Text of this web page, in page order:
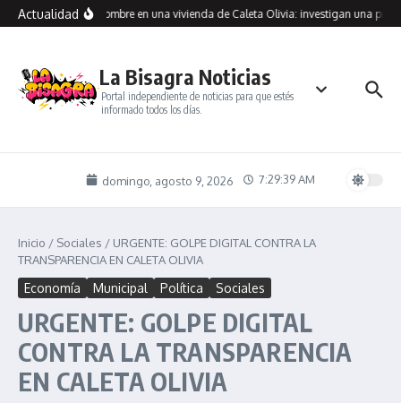
Saltar al contenido
Actualidad
muerto a un hombre en una vivienda de Caleta Olivia: investigan una
La Bisagra Noticias
Portal independiente de noticias para que estés
informado todos los días.
domingo, agosto 9, 2026 7:29:39 AM
Inicio / Sociales / URGENTE: GOLPE DIGITAL CONTRA LA
TRANSPARENCIA EN CALETA OLIVIA
Economía Municipal Política Sociales
URGENTE: GOLPE DIGITAL
CONTRA LA TRANSPARENCIA
EN CALETA OLIVIA